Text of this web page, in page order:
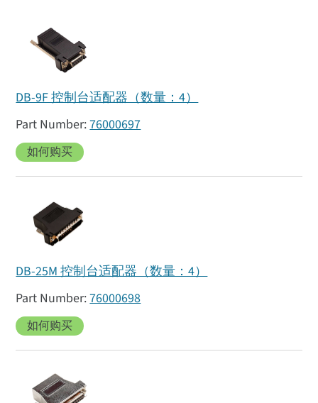
DB-9F 控制台适配器（数量：4）
76000697
如何购买
DB-25M 控制台适配器（数量：4）
76000698
如何购买